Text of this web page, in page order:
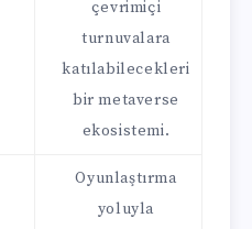
çevrimiçi
turnuvalara
katılabilecekleri
bir metaverse
ekosistemi.
Oyunlaştırma
yoluyla